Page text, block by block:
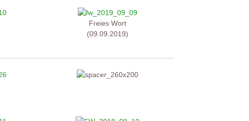
Freies Wort
(09.09.2019)